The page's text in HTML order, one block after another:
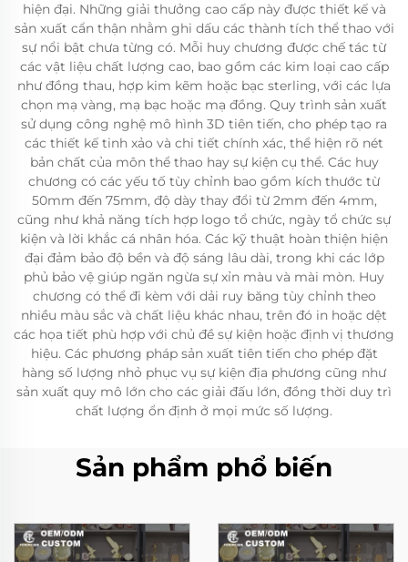
hiện đại. Những giải thưởng cao cấp này được thiết kế và
sản xuất cẩn thận nhằm ghi dấu các thành tích thể thao với
sự nổi bật chưa từng có. Mỗi huy chương được chế tác từ
các vật liệu chất lượng cao, bao gồm các kim loại cao cấp
như đồng thau, hợp kim kẽm hoặc bạc sterling, với các lựa
chọn mạ vàng, mạ bạc hoặc mạ đồng. Quy trình sản xuất
sử dụng công nghệ mô hình 3D tiên tiến, cho phép tạo ra
các thiết kế tinh xảo và chi tiết chính xác, thể hiện rõ nét
bản chất của môn thể thao hay sự kiện cụ thể. Các huy
chương có các yếu tố tùy chỉnh bao gồm kích thước từ
50mm đến 75mm, độ dày thay đổi từ 2mm đến 4mm,
cũng như khả năng tích hợp logo tổ chức, ngày tổ chức sự
kiện và lời khắc cá nhân hóa. Các kỹ thuật hoàn thiện hiện
đại đảm bảo độ bền và độ sáng lâu dài, trong khi các lớp
phủ bảo vệ giúp ngăn ngừa sự xỉn màu và mài mòn. Huy
chương có thể đi kèm với dải ruy băng tùy chỉnh theo
nhiều màu sắc và chất liệu khác nhau, trên đó in hoặc dệt
các họa tiết phù hợp với chủ đề sự kiện hoặc định vị thương
hiệu. Các phương pháp sản xuất tiên tiến cho phép đặt
hàng số lượng nhỏ phục vụ sự kiện địa phương cũng như
sản xuất quy mô lớn cho các giải đấu lớn, đồng thời duy trì
chất lượng ổn định ở mọi mức số lượng.
Sản phẩm phổ biến